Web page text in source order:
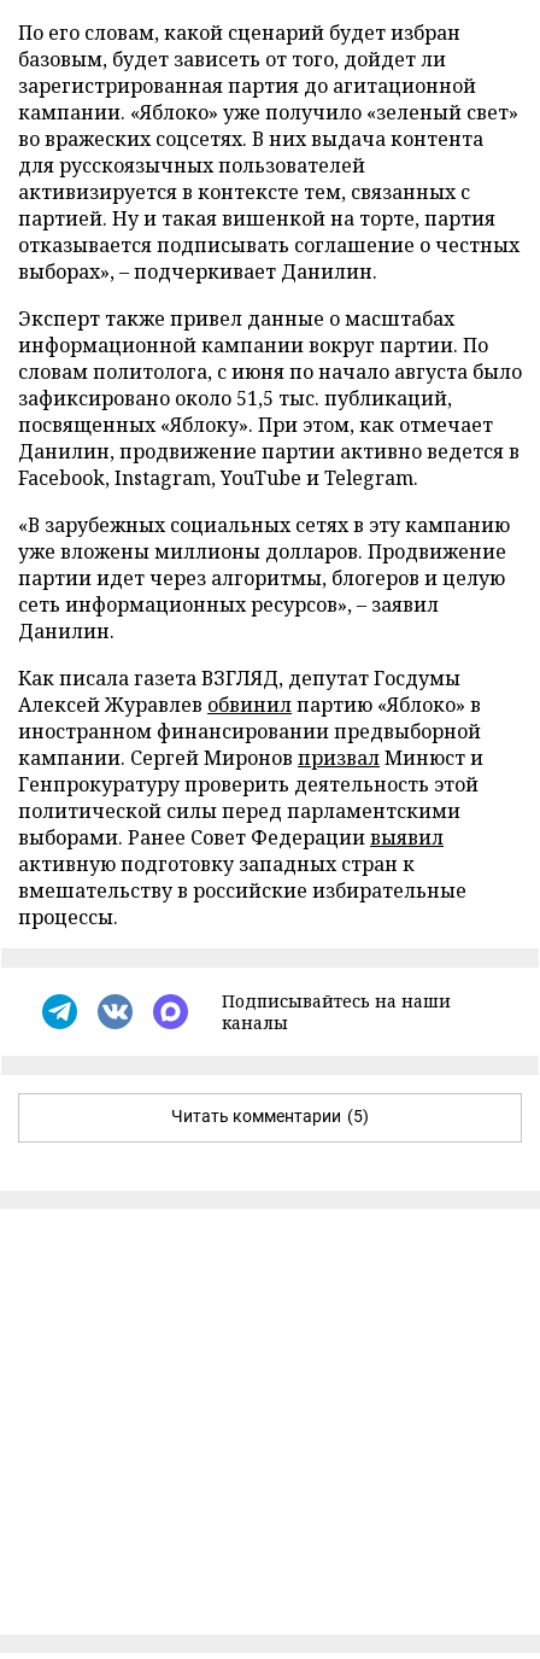
По его словам, какой сценарий будет избран
базовым, будет зависеть от того, дойдет ли
зарегистрированная партия до агитационной
кампании. «Яблоко» уже получило «зеленый свет»
во вражеских соцсетях. В них выдача контента
для русскоязычных пользователей
активизируется в контексте тем, связанных с
партией. Ну и такая вишенкой на торте, партия
отказывается подписывать соглашение о честных
выборах», – подчеркивает Данилин.
Эксперт также привел данные о масштабах
информационной кампании вокруг партии. По
словам политолога, с июня по начало августа было
зафиксировано около 51,5 тыс. публикаций,
посвященных «Яблоку». При этом, как отмечает
Данилин, продвижение партии активно ведется в
Facebook, Instagram, YouTube и Telegram.
«В зарубежных социальных сетях в эту кампанию
уже вложены миллионы долларов. Продвижение
партии идет через алгоритмы, блогеров и целую
сеть информационных ресурсов», – заявил
Данилин.
Как писала газета ВЗГЛЯД, депутат Госдумы
Алексей Журавлев обвинилпартию «Яблоко» в
иностранном финансировании предвыборной
кампании. Сергей Миронов призвалМинюст и
Генпрокуратуру проверить деятельность этой
политической силы перед парламентскими
выборами. Ранее Совет Федерациивыявил
активную подготовку западных стран к
вмешательству в российские избирательные
процессы.
Подписывайтесь на наши
каналы
Читать комментарии (5)